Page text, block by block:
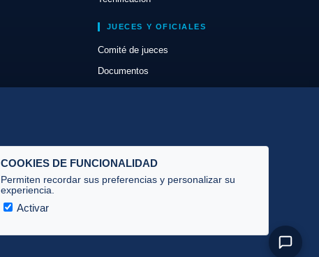
JUECES Y OFICIALES
Comité de jueces
Documentos
COOKIES DE FUNCIONALIDAD
Permiten recordar sus preferencias y personalizar su
experiencia.
Activar